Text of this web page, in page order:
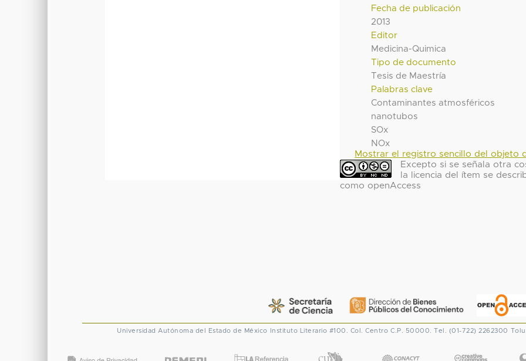
Fecha de publicación
2013
Editor
Medicina-Quimica
Tipo de documento
Tesis de Maestría
Palabras clave
Contaminantes atmosféricos
nanotubos
SOx
NOx
Mostrar el registro sencillo del objeto
Excepto si se señala otra
la licencia del ítem se
como openAccess
Universidad Autónoma del Estado de México Instituto Literario #100. Col. Centro C.P. 50000. Tel. (01-722) 2262300